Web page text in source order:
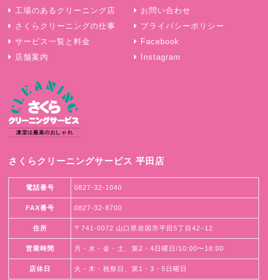
工場のあるクリーニング店
さくらクリーニングの仕事
サービス一覧と料金
店舗案内
お問い合わせ
プライバシーポリシー
Facebook
Instagram
さくらクリーニングサービス 平田店
電話番号 0827-32-1040
FAX番号 0827-32-8700
住所 〒741-0072 山口県岩国市平田5丁目42−12
営業時間 月・水・金・土、第2・4日曜日/10:00〜18:00
店休日 火・木・祝祭日、第1・3・5日曜日